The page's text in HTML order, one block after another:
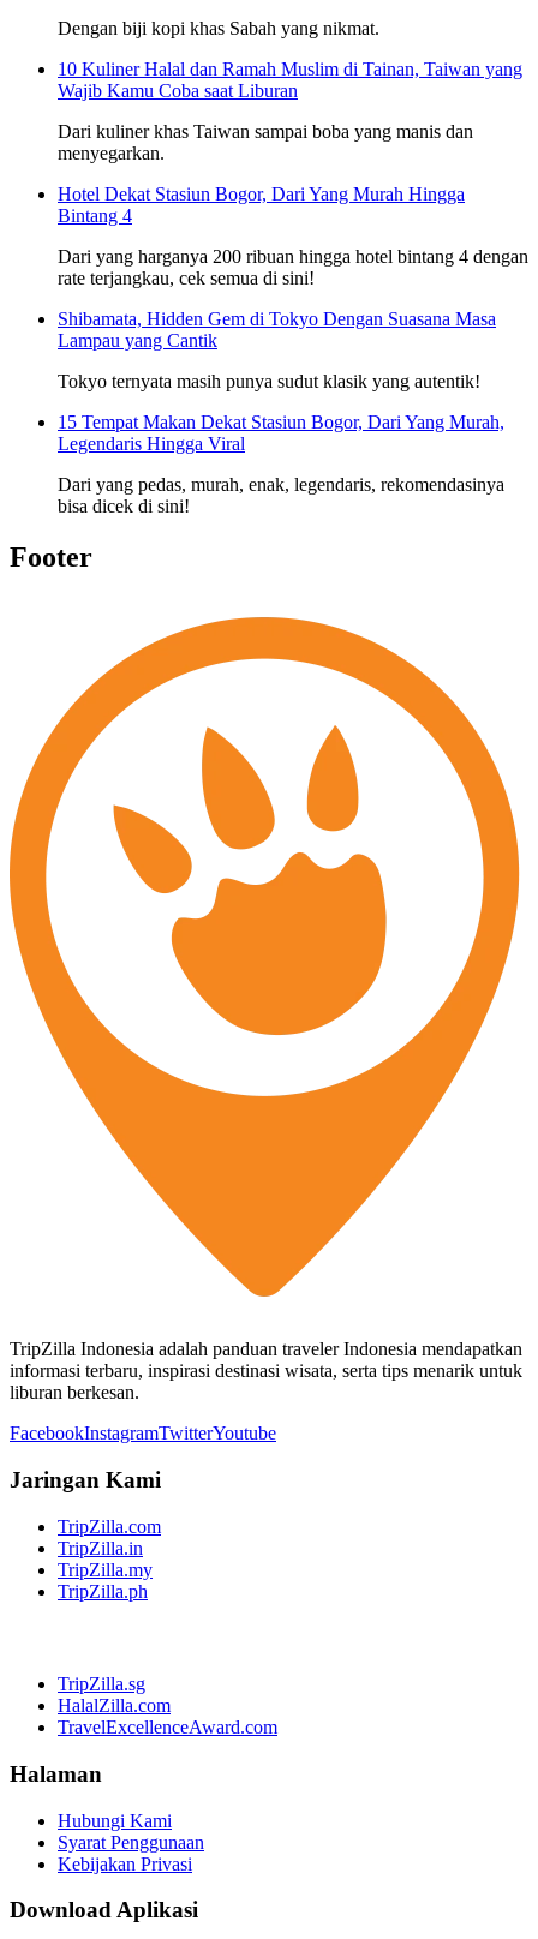
Dengan biji kopi khas Sabah yang nikmat.
10 Kuliner Halal dan Ramah Muslim di Tainan, Taiwan yang
Wajib Kamu Coba saat Liburan
Dari kuliner khas Taiwan sampai boba yang manis dan
menyegarkan.
Hotel Dekat Stasiun Bogor, Dari Yang Murah Hingga
Bintang 4
Dari yang harganya 200 ribuan hingga hotel bintang 4 dengan
rate terjangkau, cek semua di sini!
Shibamata, Hidden Gem di Tokyo Dengan Suasana Masa
Lampau yang Cantik
Tokyo ternyata masih punya sudut klasik yang autentik!
15 Tempat Makan Dekat Stasiun Bogor, Dari Yang Murah,
Legendaris Hingga Viral
Dari yang pedas, murah, enak, legendaris, rekomendasinya
bisa dicek di sini!
Footer
TripZilla Indonesia adalah panduan traveler Indonesia mendapatkan
informasi terbaru, inspirasi destinasi wisata, serta tips menarik untuk
liburan berkesan.
FacebookInstagramTwitterYoutube
Jaringan Kami
TripZilla.com
TripZilla.in
TripZilla.my
TripZilla.ph
TripZilla.sg
HalalZilla.com
TravelExcellenceAward.com
Halaman
Hubungi Kami
Syarat Penggunaan
Kebijakan Privasi
Download Aplikasi